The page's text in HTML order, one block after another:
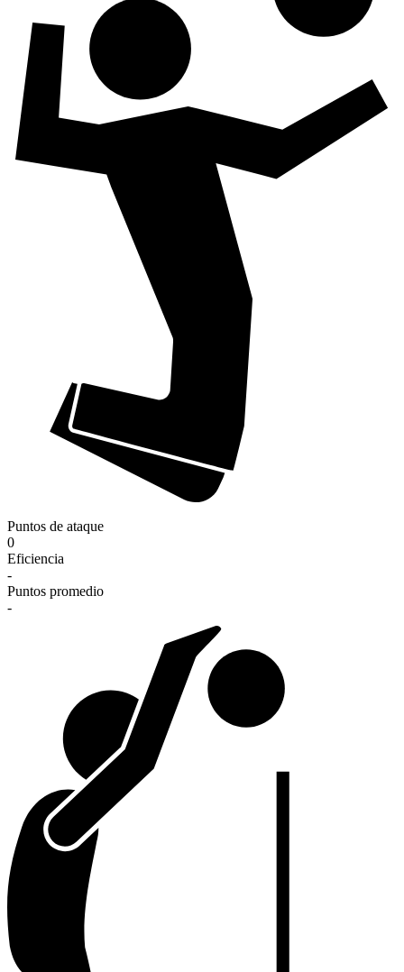
Puntos de ataque
0
Eficiencia
-
Puntos promedio
-